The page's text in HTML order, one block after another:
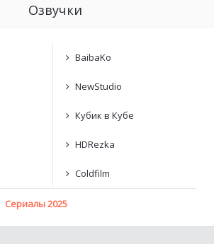
Озвучки
BaibaKo
NewStudio
Кубик в Кубе
HDRezka
Coldfilm
Сериалы 2025